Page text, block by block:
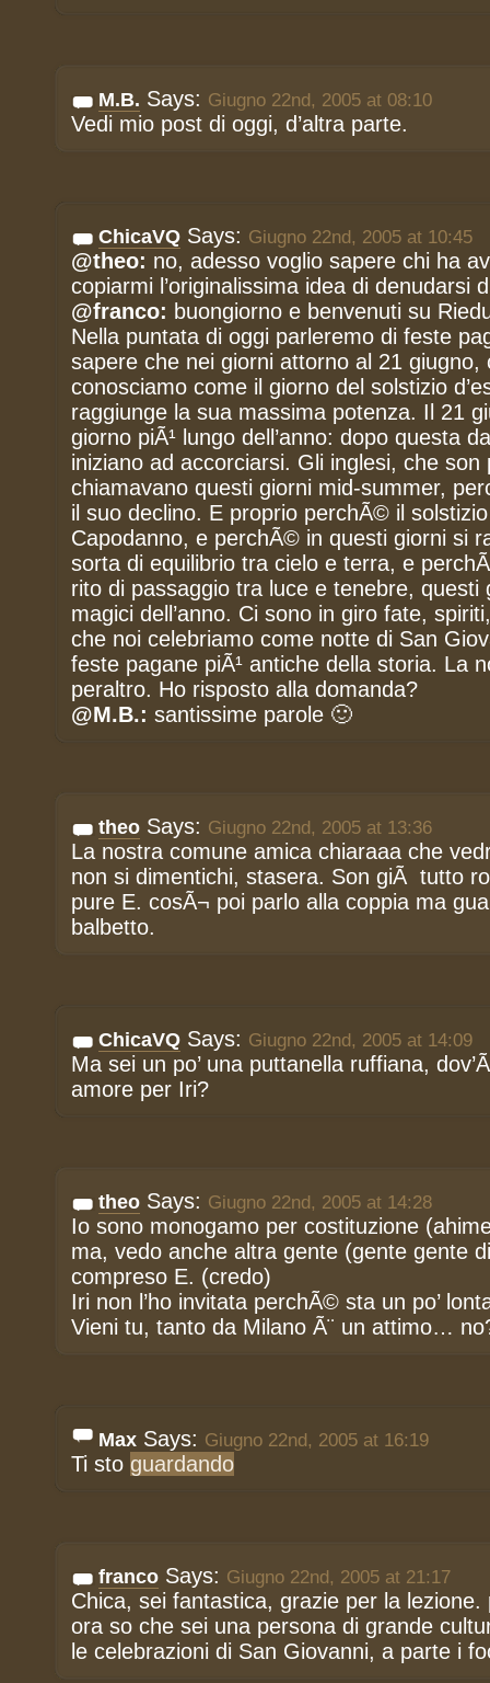
M.B. Says: Giugno 22nd, 2005 at 08:10
Vedi mio post di oggi, d’altra parte.
ChicaVQ Says: Giugno 22nd, 2005 at 10:45
@theo: no, adesso voglio sapere chi ha
copiarmi l’originalissima idea di denudarsi
@franco: buongiorno e benvenuti su
Nella puntata di oggi parleremo di feste
sapere che nei giorni attorno al 21 giugno,
conosciamo come il giorno del solstizio
raggiunge la sua massima potenza. Il 21
giorno piÃ¹ lungo dell’anno: dopo questa
iniziano ad accorciarsi. Gli inglesi, che son
chiamavano questi giorni mid-summer,
il suo declino. E proprio perchÃ© il
Capodanno, e perchÃ© in questi giorni si
sorta di equilibrio tra cielo e terra, e
rito di passaggio tra luce e tenebre, questi
magici dell’anno. Ci sono in giro fate,
che noi celebriamo come notte di San
feste pagane piÃ¹ antiche della storia. La
peraltro. Ho risposto alla domanda?
@M.B.: santissime parole 🙂
theo Says: Giugno 22nd, 2005 at 13:36
La nostra comune amica chiaraaa che
non si dimentichi, stasera. Son giÃ tutto
pure E. cosÃ¬ poi parlo alla coppia ma
balbetto.
ChicaVQ Says: Giugno 22nd, 2005 at 14:09
Ma sei un po’ una puttanella ruffiana,
amore per Iri?
theo Says: Giugno 22nd, 2005 at 14:28
Io sono monogamo per costituzione
ma, vedo anche altra gente (gente gente
compreso E. (credo)
Iri non l’ho invitata perchÃ© sta un po’
Vieni tu, tanto da Milano Ã¨ un attimo…
Max Says: Giugno 22nd, 2005 at 16:19
Ti sto guardando
franco Says: Giugno 22nd, 2005 at 21:17
Chica, sei fantastica, grazie per la lezione.
ora so che sei una persona di grande
le celebrazioni di San Giovanni, a parte i